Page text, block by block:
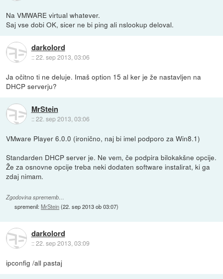
Na VMWARE virtual whatever.
Saj vse dobi OK, sicer ne bi ping ali nslookup deloval.
darkolord
::22. sep 2013, 03:06
Ja očitno ti ne deluje. Imaš option 15 al ker je že nastavljen na
DHCP serverju?
MrStein
::22. sep 2013, 03:06
VMware Player 6.0.0 (ironično, naj bi imel podporo za Win8.1)
Standarden DHCP server je. Ne vem, če podpira bilokakšne opcije.
Že za osnovne opcije treba neki dodaten software instalirat, ki ga
zdaj nimam.
Zgodovina sprememb…
spremenil:MrStein(22. sep 2013 ob 03:07)
darkolord
::22. sep 2013, 03:09
ipconfig /all pastaj